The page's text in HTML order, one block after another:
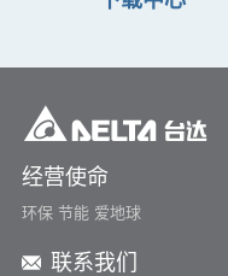
经营使命
环保 节能 爱地球
联系我们